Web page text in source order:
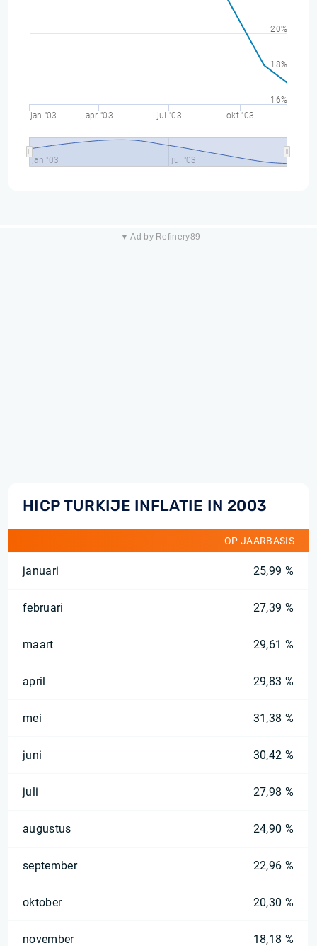
jan "03 apr "03 jul "03 okt "03
jan "03 jul "03
16%
18%
20%
▼ Ad by Refinery89
HICP TURKIJE INFLATIE IN 2003
OP JAARBASIS
januari 25,99 %
februari 27,39 %
maart 29,61 %
april 29,83 %
mei 31,38 %
juni 30,42 %
juli 27,98 %
augustus 24,90 %
september 22,96 %
oktober 20,30 %
november 18,18 %